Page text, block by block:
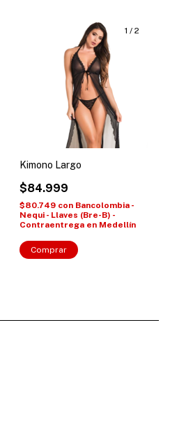
1 / 2
Kimono Largo
$84.999
$80.749 con Bancolombia -
Nequi - Llaves (Bre-B) -
Contraentrega en Medellín
Comprar